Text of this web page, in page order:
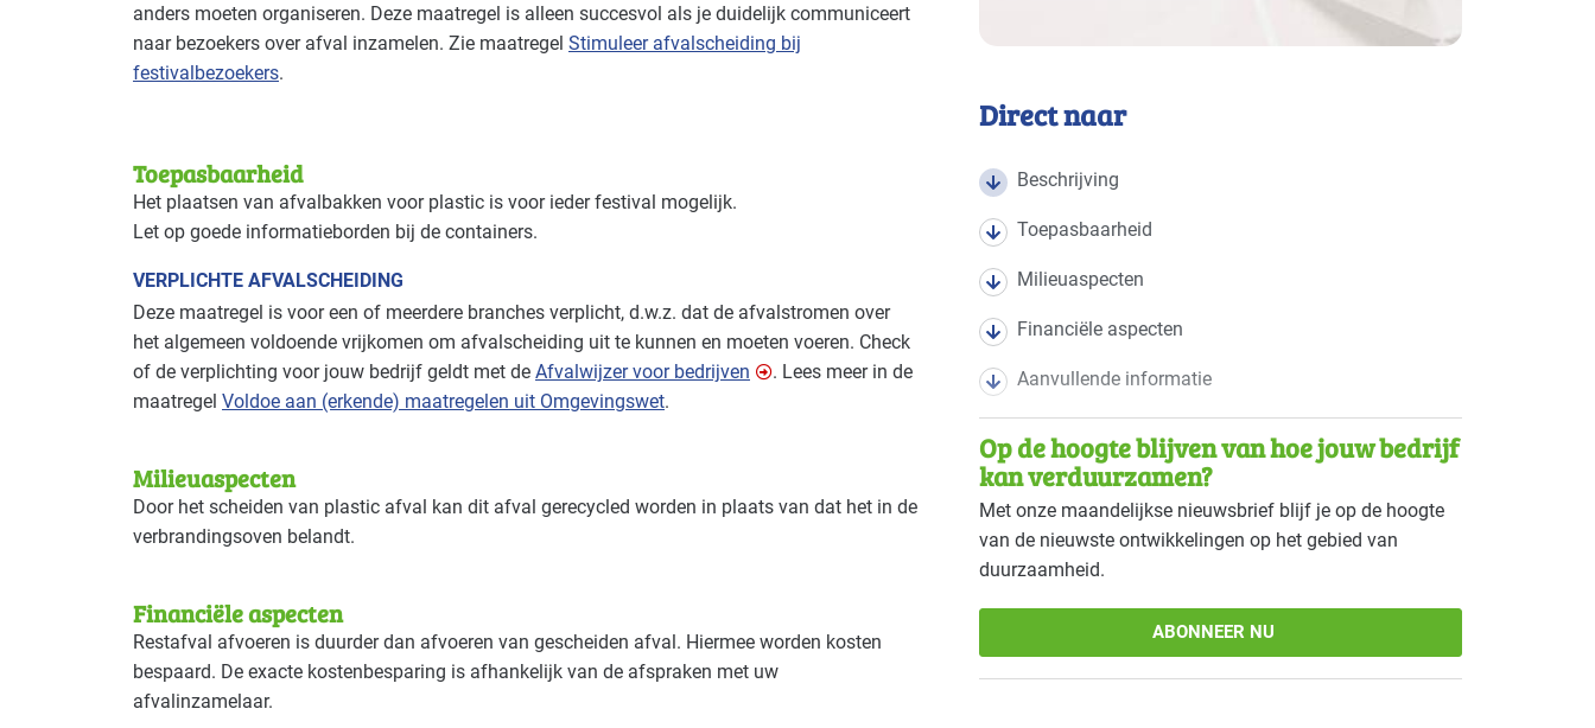
anders moeten organiseren. Deze maatregel is alleen succesvol als je duidelijk communiceert
naar bezoekers over afval inzamelen. Zie maatregel Stimuleer afvalscheiding bij
festivalbezoekers.
Toepasbaarheid
Het plaatsen van afvalbakken voor plastic is voor ieder festival mogelijk.
Let op goede informatieborden bij de containers.
VERPLICHTE AFVALSCHEIDING
Deze maatregel is voor een of meerdere branches verplicht, d.w.z. dat de afvalstromen over
het algemeen voldoende vrijkomen om afvalscheiding uit te kunnen en moeten voeren. Check
of de verplichting voor jouw bedrijf geldt met de Afvalwijzer voor bedrijven
. Lees meer in de
maatregel Voldoe aan (erkende) maatregelen uit Omgevingswet.
Milieuaspecten
Door het scheiden van plastic afval kan dit afval gerecycled worden in plaats van dat het in de
verbrandingsoven belandt.
Financiële aspecten
Restafval afvoeren is duurder dan afvoeren van gescheiden afval. Hiermee worden kosten
bespaard. De exacte kostenbesparing is afhankelijk van de afspraken met uw
afvalinzamelaar.
Direct naar
Beschrijving
Toepasbaarheid
Milieuaspecten
Financiële aspecten
Aanvullende informatie
Op de hoogte blijven van hoe jouw bedrijf
kan verduurzamen?
Met onze maandelijkse nieuwsbrief blijf je op de hoogte
van de nieuwste ontwikkelingen op het gebied van
duurzaamheid.
ABONNEER NU